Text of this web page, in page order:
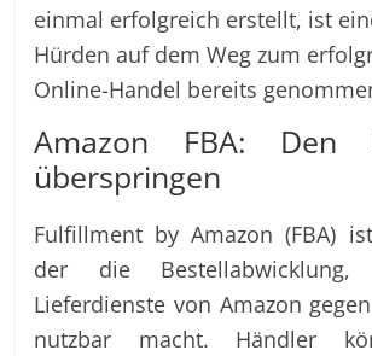
einmal erfolgreich erstellt, ist
Hürden auf dem Weg zum
Online-Handel bereits
Amazon FBA: Den
überspringen
Fulfillment by Amazon (FBA)
der die
Lieferdienste von Amazon
nutzbar macht. Händler